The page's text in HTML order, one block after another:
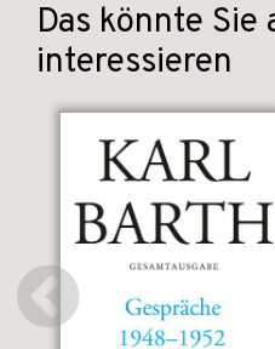
Das könnte Sie
interessieren